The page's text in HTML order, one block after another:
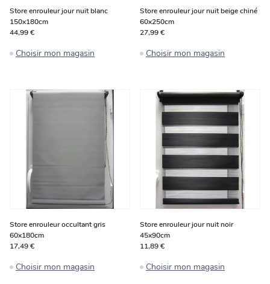
Store enrouleur jour nuit blanc
150x180cm
44,99 €
Choisir mon magasin
Store enrouleur jour nuit beige chiné
60x250cm
27,99 €
Choisir mon magasin
Store enrouleur occultant gris
60x180cm
17,49 €
Choisir mon magasin
Store enrouleur jour nuit noir
45x90cm
11,89 €
Choisir mon magasin